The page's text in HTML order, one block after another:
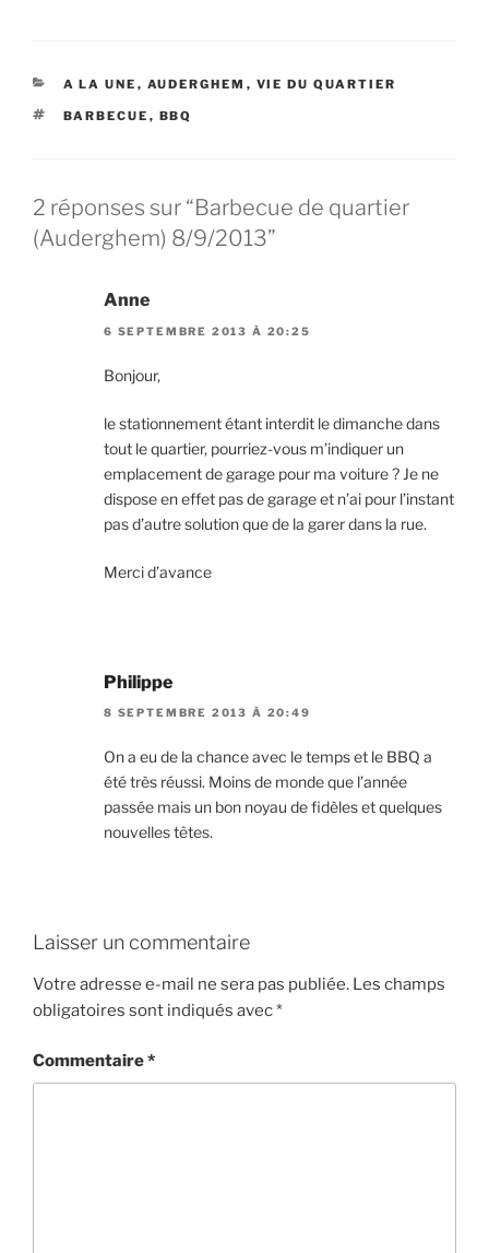
CATÉGORIES
A LA UNE , AUDERGHEM , VIE DU QUARTIER
ÉTIQUETTES
BARBECUE , BBQ
2 réponses sur “Barbecue de quartier
(Auderghem) 8/9/2013”
Anne
6 SEPTEMBRE 2013 À 20:25
Bonjour,
le stationnement étant interdit le dimanche dans
tout le quartier, pourriez-vous m’indiquer un
emplacement de garage pour ma voiture ? Je ne
dispose en effet pas de garage et n’ai pour l’instant
pas d’autre solution que de la garer dans la rue.
Merci d’avance
Philippe
8 SEPTEMBRE 2013 À 20:49
On a eu de la chance avec le temps et le BBQ a
été très réussi. Moins de monde que l’année
passée mais un bon noyau de fidèles et quelques
nouvelles têtes.
Laisser un commentaire
Votre adresse e-mail ne sera pas publiée. Les champs
obligatoires sont indiqués avec*
Commentaire*